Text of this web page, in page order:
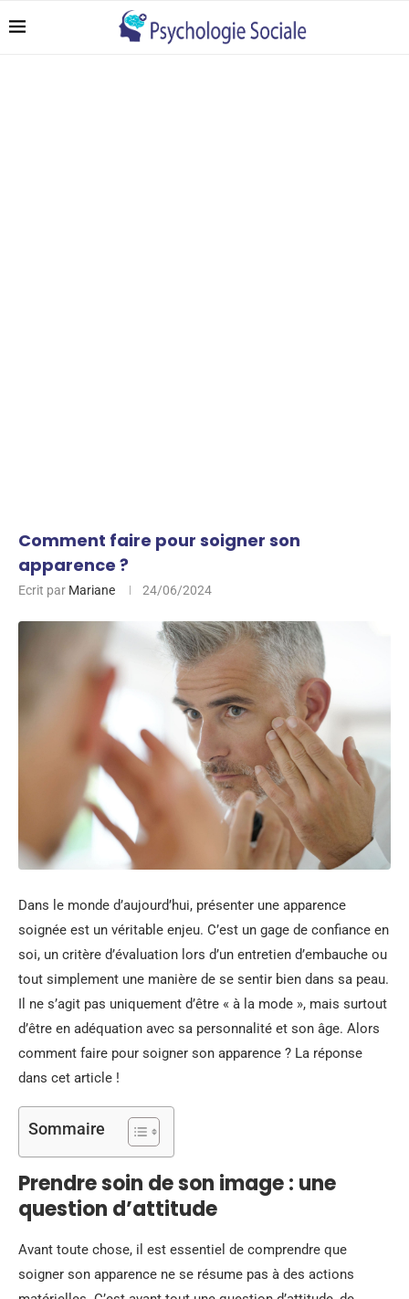
Comment faire pour soigner son
apparence ?
Ecrit par Mariane 24/06/2024
Dans le monde d’aujourd’hui, présenter une apparence
soignée est un véritable enjeu. C’est un gage de confiance en
soi, un critère d’évaluation lors d’un entretien d’embauche ou
tout simplement une manière de se sentir bien dans sa peau.
Il ne s’agit pas uniquement d’être « à la mode », mais surtout
d’être en adéquation avec sa personnalité et son âge. Alors
comment faire pour soigner son apparence ? La réponse
dans cet article !
Sommaire
Prendre soin de son image : une
question d’attitude
Avant toute chose, il est essentiel de comprendre que
soigner son apparence ne se résume pas à des actions